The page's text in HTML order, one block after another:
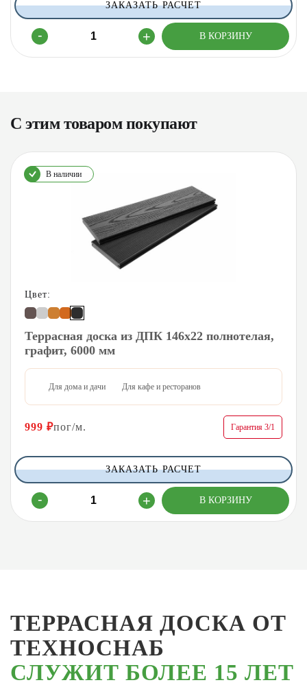
ЗАКАЗАТЬ РАСЧЕТ
С этим товаром покупают
В наличии
Цвет:
Террасная доска из ДПК 146х22 полнотелая,
графит, 6000 мм
Для дома и дачи Для кафе и ресторанов
999 ₽пог/м. Гарантия 3/1
ЗАКАЗАТЬ РАСЧЕТ
ТЕРРАСНАЯ ДОСКА ОТ
ТЕХНОСНАБ
СЛУЖИТ БОЛЕЕ 15 ЛЕТ